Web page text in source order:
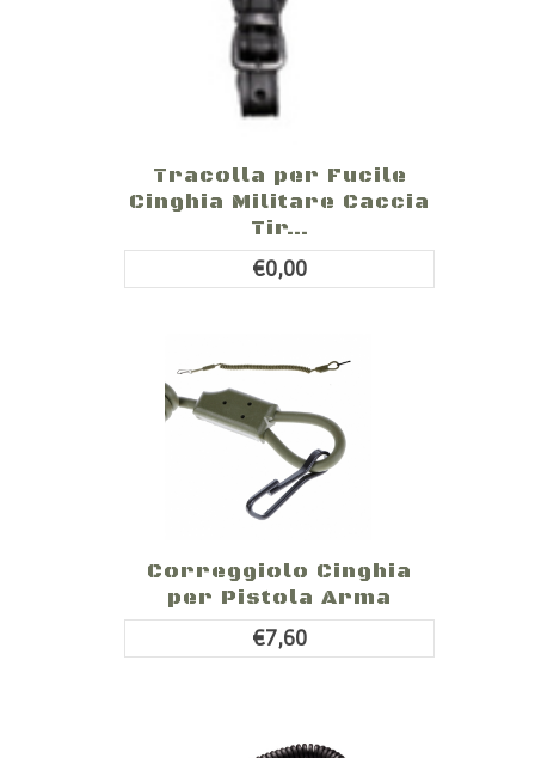
Tracolla per Fucile
Cinghia Militare Caccia
Tir...
€0,00
Correggiolo Cinghia
per Pistola Arma
€7,60